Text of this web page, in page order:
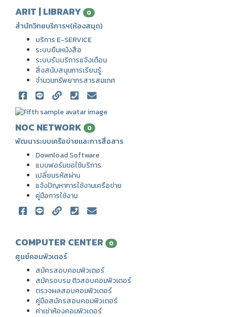
ARIT | LIBRARY 0
สำนักวิทยบริการฯ(ห้องสมุด)
บริการ E-SERVICE
ระบบยืมหนังสือ
ระบบรับบริการแจ้งเตือน
สิ่งสนับสนุนการเรียนรู้
จำนวนทรัพยากรสารสนเทศ
NOC NETWORK 0
พัฒนาระบบเครือข่ายและการสื่อสาร
Download Software
แบบฟอร์มขอใช้บริการ
เปลี่ยนรหัสผ่าน
แจ้งปัญหาการใช้งานเครือข่าย
คู่มือการใช้งาน
COMPUTER CENTER 0
ศูนย์คอมพิวเตอร์
สมัครสอบคอมพิวเตอร์
สมัครอบรม ติวสอบคอมพิวเตอร์
ตรวจผลสอบคอมพิวเตอร์
คู่มือสมัครสอบคอมพิวเตอร์
ค่าเช่าห้องคอมพิวเตอร์